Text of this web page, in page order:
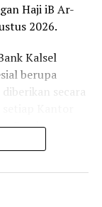
Haji iB Ar-
2026.
Kalsel
berupa
secara
Pembantu
hanya
setoran